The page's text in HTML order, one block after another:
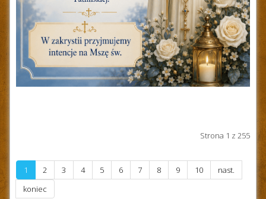
Strona 1 z 255
1 2 3 4 5 6 7 8 9 10
nast.
koniec